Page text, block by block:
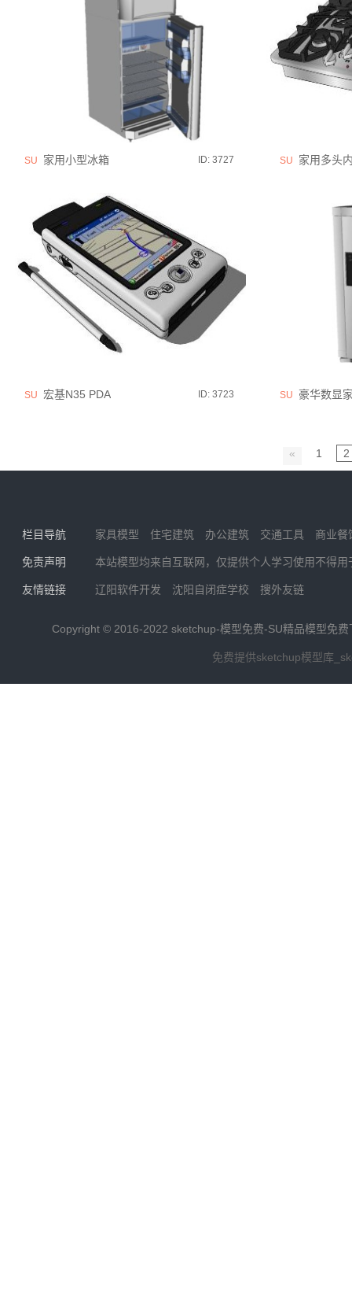
SU 家用小型冰箱 ID: 3727 SU 家用多头
SU 宏基N35 PDA ID: 3723 SU 豪华数显
« 1 2
栏目导航 家具模型 住宅建筑 办公建筑 交通工具 商业餐
免责声明 本站模型均来自互联网，仅提供个人学习使用不得
友情链接 辽阳软件开发 沈阳自闭症学校 搜外友链
Copyright © 2016-2022 sketchup-模型免费-SU精品模型免
免费提供sketchup模型库